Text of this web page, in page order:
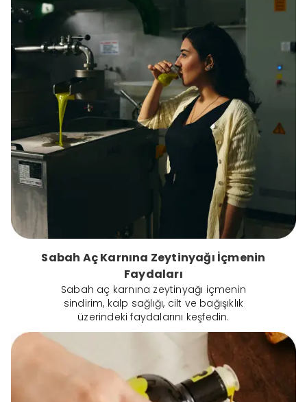
Sabah Aç Karnına Zeytinyağı İçmenin
Faydaları
Sabah aç karnına zeytinyağı içmenin
sindirim, kalp sağlığı, cilt ve bağışıklık
üzerindeki faydalarını keşfedin.